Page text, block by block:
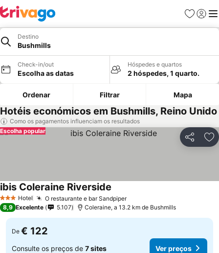
Favoritos
Iniciar
Destino
Bushmills
Check-in/out
Escolha as datas
Hóspedes e quartos
2 hóspedes, 1 quarto.
Ordenar Filtrar Mapa
Hotéis económicos em Bushmills, Reino Unido
Como os pagamentos influenciam os resultados
Partilhar
Escolha popular
3 EstrelasHotel O restaurante e bar SandpiperVer preços
ibis Coleraine Riverside
8,9 Excelente 5.107 Coleraine, a 13.2 km de Bushmills
De € 122
Consulte os preços de 7 sites Ver preços